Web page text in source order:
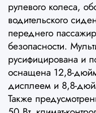
рулевого колеса,
водительского
переднего
безопасности.
русифицирована и
оснащена 12,8-
дисплеем и 8,8-
Также